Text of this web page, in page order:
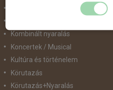
Kombinált nyaralás
Koncertek / Musical
Kultúra és történelem
Körutazás
Körutazás+Nyaralás